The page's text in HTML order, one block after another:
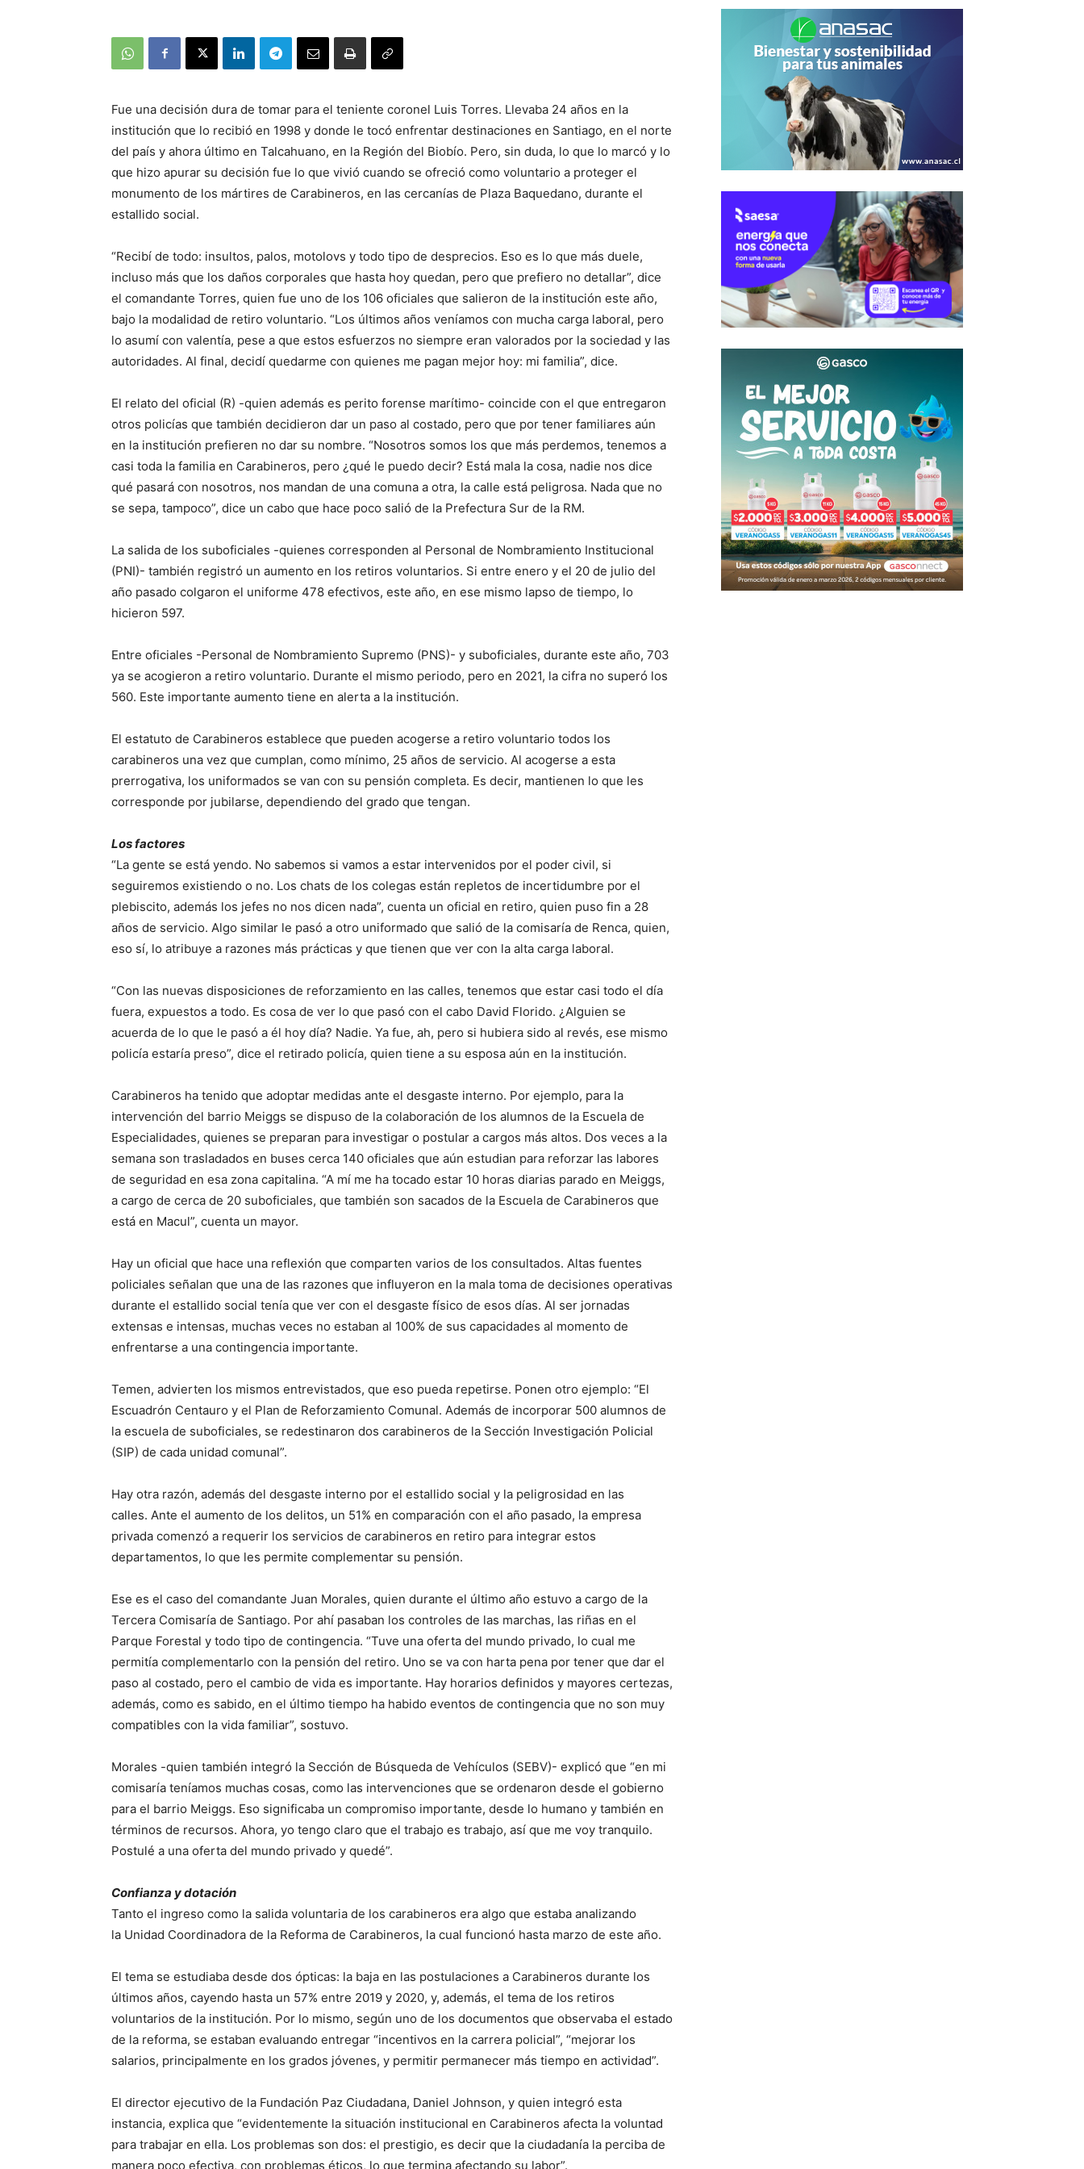
Fue una decisión dura de tomar para el teniente coronel Luis Torres. Llevaba 24 años en la
institución que lo recibió en 1998 y donde le tocó enfrentar destinaciones en Santiago, en el norte
del país y ahora último en Talcahuano, en la Región del Biobío. Pero, sin duda, lo que lo marcó y lo
que hizo apurar su decisión fue lo que vivió cuando se ofreció como voluntario a proteger el
monumento de los mártires de Carabineros, en las cercanías de Plaza Baquedano, durante el
estallido social.
“Recibí de todo: insultos, palos, motolovs y todo tipo de desprecios. Eso es lo que más duele,
incluso más que los daños corporales que hasta hoy quedan, pero que prefiero no detallar”, dice
el comandante Torres, quien fue uno de los 106 oficiales que salieron de la institución este año,
bajo la modalidad de retiro voluntario. “Los últimos años veníamos con mucha carga laboral, pero
lo asumí con valentía, pese a que estos esfuerzos no siempre eran valorados por la sociedad y las
autoridades. Al final, decidí quedarme con quienes me pagan mejor hoy: mi familia”, dice.
El relato del oficial (R) -quien además es perito forense marítimo- coincide con el que entregaron
otros policías que también decidieron dar un paso al costado, pero que por tener familiares aún
en la institución prefieren no dar su nombre. “Nosotros somos los que más perdemos, tenemos a
casi toda la familia en Carabineros, pero ¿qué le puedo decir? Está mala la cosa, nadie nos dice
qué pasará con nosotros, nos mandan de una comuna a otra, la calle está peligrosa. Nada que no
se sepa, tampoco”, dice un cabo que hace poco salió de la Prefectura Sur de la RM.
La salida de los suboficiales -quienes corresponden al Personal de Nombramiento Institucional
(PNI)- también registró un aumento en los retiros voluntarios. Si entre enero y el 20 de julio del
año pasado colgaron el uniforme 478 efectivos, este año, en ese mismo lapso de tiempo, lo
hicieron 597.
Entre oficiales -Personal de Nombramiento Supremo (PNS)- y suboficiales, durante este año, 703
ya se acogieron a retiro voluntario. Durante el mismo periodo, pero en 2021, la cifra no superó los
560. Este importante aumento tiene en alerta a la institución.
El estatuto de Carabineros establece que pueden acogerse a retiro voluntario todos los
carabineros una vez que cumplan, como mínimo, 25 años de servicio. Al acogerse a esta
prerrogativa, los uniformados se van con su pensión completa. Es decir, mantienen lo que les
corresponde por jubilarse, dependiendo del grado que tengan.
Los factores
“La gente se está yendo. No sabemos si vamos a estar intervenidos por el poder civil, si
seguiremos existiendo o no. Los chats de los colegas están repletos de incertidumbre por el
plebiscito, además los jefes no nos dicen nada”, cuenta un oficial en retiro, quien puso fin a 28
años de servicio. Algo similar le pasó a otro uniformado que salió de la comisaría de Renca, quien,
eso sí, lo atribuye a razones más prácticas y que tienen que ver con la alta carga laboral.
“Con las nuevas disposiciones de reforzamiento en las calles, tenemos que estar casi todo el día
fuera, expuestos a todo. Es cosa de ver lo que pasó con el cabo David Florido. ¿Alguien se
acuerda de lo que le pasó a él hoy día? Nadie. Ya fue, ah, pero si hubiera sido al revés, ese mismo
policía estaría preso”, dice el retirado policía, quien tiene a su esposa aún en la institución.
Carabineros ha tenido que adoptar medidas ante el desgaste interno. Por ejemplo, para la
intervención del barrio Meiggs se dispuso de la colaboración de los alumnos de la Escuela de
Especialidades, quienes se preparan para investigar o postular a cargos más altos. Dos veces a la
semana son trasladados en buses cerca 140 oficiales que aún estudian para reforzar las labores
de seguridad en esa zona capitalina. “A mí me ha tocado estar 10 horas diarias parado en Meiggs,
a cargo de cerca de 20 suboficiales, que también son sacados de la Escuela de Carabineros que
está en Macul”, cuenta un mayor.
Hay un oficial que hace una reflexión que comparten varios de los consultados. Altas fuentes
policiales señalan que una de las razones que influyeron en la mala toma de decisiones operativas
durante el estallido social tenía que ver con el desgaste físico de esos días. Al ser jornadas
extensas e intensas, muchas veces no estaban al 100% de sus capacidades al momento de
enfrentarse a una contingencia importante.
Temen, advierten los mismos entrevistados, que eso pueda repetirse. Ponen otro ejemplo: “El
Escuadrón Centauro y el Plan de Reforzamiento Comunal. Además de incorporar 500 alumnos de
la escuela de suboficiales, se redestinaron dos carabineros de la Sección Investigación Policial
(SIP) de cada unidad comunal”.
Hay otra razón, además del desgaste interno por el estallido social y la peligrosidad en las
calles. Ante el aumento de los delitos, un 51% en comparación con el año pasado, la empresa
privada comenzó a requerir los servicios de carabineros en retiro para integrar estos
departamentos, lo que les permite complementar su pensión.
Ese es el caso del comandante Juan Morales, quien durante el último año estuvo a cargo de la
Tercera Comisaría de Santiago. Por ahí pasaban los controles de las marchas, las riñas en el
Parque Forestal y todo tipo de contingencia. “Tuve una oferta del mundo privado, lo cual me
permitía complementarlo con la pensión del retiro. Uno se va con harta pena por tener que dar el
paso al costado, pero el cambio de vida es importante. Hay horarios definidos y mayores certezas,
además, como es sabido, en el último tiempo ha habido eventos de contingencia que no son muy
compatibles con la vida familiar”, sostuvo.
Morales -quien también integró la Sección de Búsqueda de Vehículos (SEBV)- explicó que “en mi
comisaría teníamos muchas cosas, como las intervenciones que se ordenaron desde el gobierno
para el barrio Meiggs. Eso significaba un compromiso importante, desde lo humano y también en
términos de recursos. Ahora, yo tengo claro que el trabajo es trabajo, así que me voy tranquilo.
Postulé a una oferta del mundo privado y quedé”.
Confianza y dotación
Tanto el ingreso como la salida voluntaria de los carabineros era algo que estaba analizando
la Unidad Coordinadora de la Reforma de Carabineros, la cual funcionó hasta marzo de este año.
El tema se estudiaba desde dos ópticas: la baja en las postulaciones a Carabineros durante los
últimos años, cayendo hasta un 57% entre 2019 y 2020, y, además, el tema de los retiros
voluntarios de la institución. Por lo mismo, según uno de los documentos que observaba el estado
de la reforma, se estaban evaluando entregar “incentivos en la carrera policial”, “mejorar los
salarios, principalmente en los grados jóvenes, y permitir permanecer más tiempo en actividad”.
El director ejecutivo de la Fundación Paz Ciudadana, Daniel Johnson, y quien integró esta
instancia, explica que “evidentemente la situación institucional en Carabineros afecta la voluntad
para trabajar en ella. Los problemas son dos: el prestigio, es decir que la ciudadanía la perciba de
manera poco efectiva, con problemas éticos, lo que termina afectando su labor”.